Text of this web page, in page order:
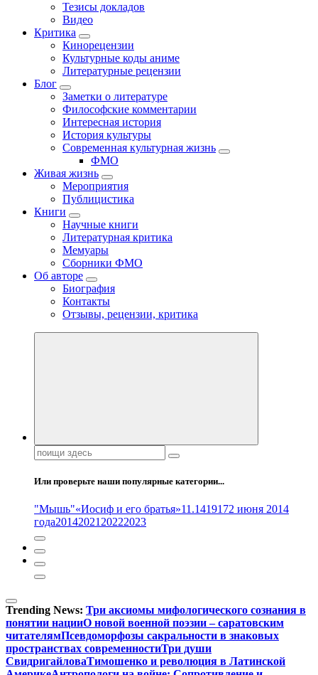
Тезисы докладов
Видео
Критика
Кинорецензии
Культурные коды аниме
Литературные рецензии
Блог
Заметки о литературе
Философские комментарии
Интересная история
История культуры
Современная культурная жизнь
ФМО
Живая жизнь
Мероприятия
Публицистика
Книги
Научные книги
Литературная критика
Мемуары
Сборники ФМО
Об авторе
Биография
Контакты
Отзывы, рецензии, критика
Поиск:
Или проверьте наши популярные категории...
"Мышь"«Иосиф и его братья»11.1419172 июня 2014
года20142021 20222023
Trending News: Три аксиомы мифологического сознания в
понятии нацииО новой военной поэзии – саратовским
читателямПсевдоморфозы сакральности в знаковых
пространствах современностиТри души
СвидригайловаТимошенко и революция в Латинской